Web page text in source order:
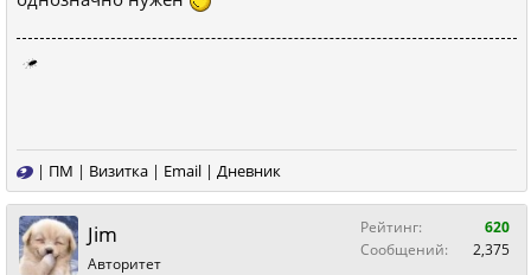
| ПМ | Визитка | Email | Дневник
Jim
Авторитет
Рейтинг:
620
Сообщений:
2,375